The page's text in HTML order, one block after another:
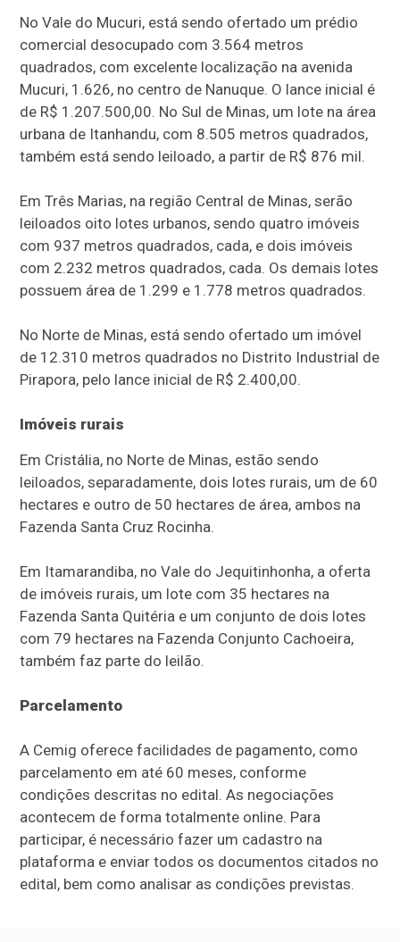
No Vale do Mucuri, está sendo ofertado um prédio
comercial desocupado com 3.564 metros
quadrados, com excelente localização na avenida
Mucuri, 1.626, no centro de Nanuque. O lance inicial é
de R$ 1.207.500,00. No Sul de Minas, um lote na área
urbana de Itanhandu, com 8.505 metros quadrados,
também está sendo leiloado, a partir de R$ 876 mil.
Em Três Marias, na região Central de Minas, serão
leiloados oito lotes urbanos, sendo quatro imóveis
com 937 metros quadrados, cada, e dois imóveis
com 2.232 metros quadrados, cada. Os demais lotes
possuem área de 1.299 e 1.778 metros quadrados.
No Norte de Minas, está sendo ofertado um imóvel
de 12.310 metros quadrados no Distrito Industrial de
Pirapora, pelo lance inicial de R$ 2.400,00.
Imóveis rurais
Em Cristália, no Norte de Minas, estão sendo
leiloados, separadamente, dois lotes rurais, um de 60
hectares e outro de 50 hectares de área, ambos na
Fazenda Santa Cruz Rocinha.
Em Itamarandiba, no Vale do Jequitinhonha, a oferta
de imóveis rurais, um lote com 35 hectares na
Fazenda Santa Quitéria e um conjunto de dois lotes
com 79 hectares na Fazenda Conjunto Cachoeira,
também faz parte do leilão.
Parcelamento
A Cemig oferece facilidades de pagamento, como
parcelamento em até 60 meses, conforme
condições descritas no edital. As negociações
acontecem de forma totalmente online. Para
participar, é necessário fazer um cadastro na
plataforma e enviar todos os documentos citados no
edital, bem como analisar as condições previstas.